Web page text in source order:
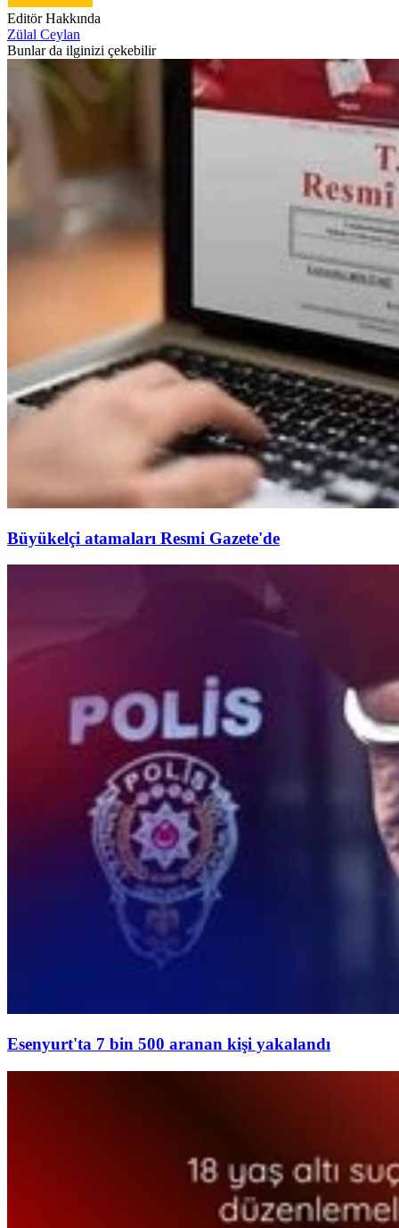
Editör Hakkında
Zülal Ceylan
Bunlar da ilginizi çekebilir
Büyükelçi atamaları Resmi Gazete'de
Esenyurt'ta 7 bin 500 aranan kişi yakalandı